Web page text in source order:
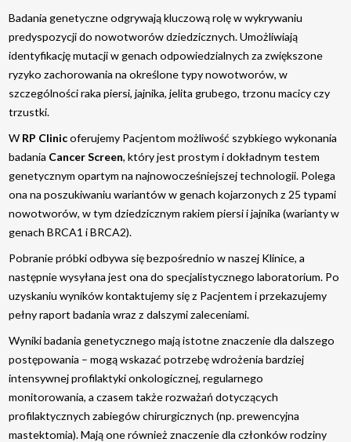
Laryngologia
Adenotomia – usunięcie trzeciego migdałka
Adenotonsillotomia – usunięcia trzeciego
Tonsilektomia – usunięcie migdałków
Konchoplastyka – korekcja małżowin
nosowych
Septoplastyka – korekta przegrody nosowej
Mukoplastyka – plastyka dolnych małżowin
nosowych
Rhinoseptoplastyka – korekcja zniekształceń
nosa
FESS – endoskopowa operacja zatok
UPPP (uwulopalatofaryngoplastyka) –
chirurgiczne leczenie chrapania i bezdechów
sennych
Badania genetyczne odgrywają kluczową rolę w wykrywaniu
predyspozycji do nowotworów dziedzicznych. Umożliwiają
identyfikację mutacji w genach odpowiedzialnych za zwiększone
ryzyko zachorowania na określone typy nowotworów, w
szczególności raka piersi, jajnika, jelita grubego, trzonu macicy czy
trzustki.
W RP Clinicoferujemy Pacjentom możliwość szybkiego wykonania
badania Cancer Screen, który jest prostym i dokładnym testem
genetycznym opartym na najnowocześniejszej technologii. Polega
ona na poszukiwaniu wariantów w genach kojarzonych z 25 typami
nowotworów, w tym dziedzicznym rakiem piersi i jajnika (warianty w
genach BRCA1 i BRCA2).
Pobranie próbki odbywa się bezpośrednio w naszej Klinice, a
następnie wysyłana jest ona do specjalistycznego laboratorium. Po
uzyskaniu wyników kontaktujemy się z Pacjentem i przekazujemy
pełny raport badania wraz z dalszymi zaleceniami.
Wyniki badania genetycznego mają istotne znaczenie dla dalszego
postępowania – mogą wskazać potrzebę wdrożenia bardziej
intensywnej profilaktyki onkologicznej, regularnego
monitorowania, a czasem także rozważań dotyczących
profilaktycznych zabiegów chirurgicznych (np. prewencyjna
mastektomia). Mają one również znaczenie dla członków rodziny